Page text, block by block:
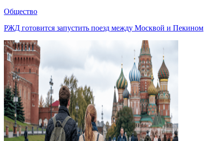
Общество
РЖД готовится запустить поезд между Москвой и Пекином